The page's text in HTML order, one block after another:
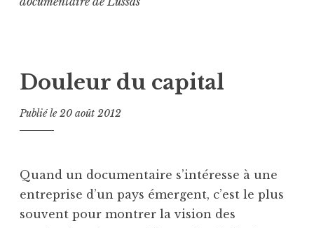
Douleur du capital
Publié le20 août 2012
Quand un documentaire s’intéresse à une
entreprise d’un pays émergent, c’est le plus
souvent pour montrer la vision des